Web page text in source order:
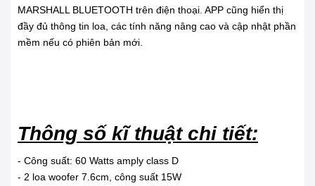
MARSHALL BLUETOOTH trên điện thoại. APP cũng hiển thị
đầy đủ thông tin loa, các tính năng nâng cao và cập nhật phần
mềm nếu có phiên bản mới.
Thông số kĩ thuật chi tiết:
- Công suất: 60 Watts amply class D
- 2 loa woofer 7.6cm, công suất 15W